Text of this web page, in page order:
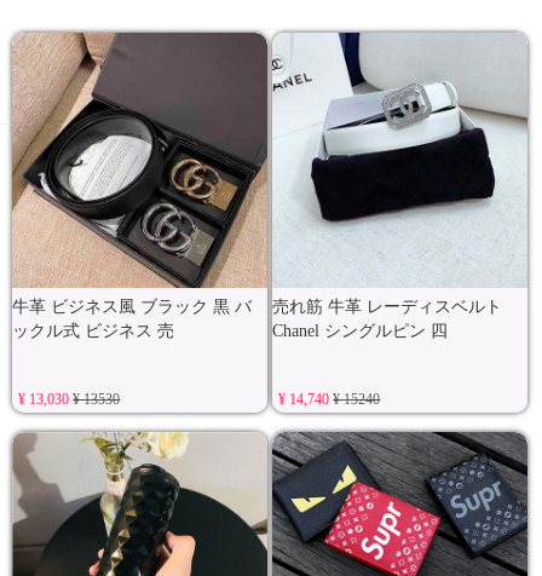
牛革 ビジネス風 ブラック 黒 バ
ックル式 ビジネス 売
¥ 13,030¥ 13530
売れ筋 牛革 レーディスベルト
Chanel シングルピン 四
¥ 14,740¥ 15240